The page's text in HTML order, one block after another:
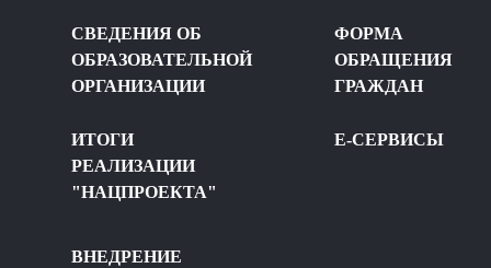
СВЕДЕНИЯ ОБ
ОБРАЗОВАТЕЛЬНОЙ
ОРГАНИЗАЦИИ
ИТОГИ
РЕАЛИЗАЦИИ
"НАЦПРОЕКТА"
ФОРМА
ОБРАЩЕНИЯ
ГРАЖДАН
Е-СЕРВИСЫ
ВНЕДРЕНИЕ